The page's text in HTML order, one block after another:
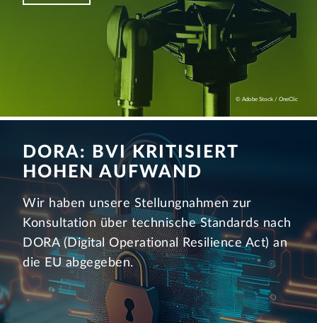
© Adobe Stock / OneClic
DORA: BVI KRITISIERT
HOHEN AUFWAND
Wir haben unsere Stellungnahmen zur
Konsultation über technische Standards nach
DORA (Digital Operational Resilience Act) an
die EU abgegeben.